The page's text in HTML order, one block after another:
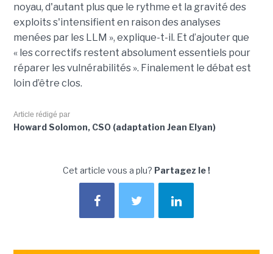
noyau, d'autant plus que le rythme et la gravité des
exploits s'intensifient en raison des analyses
menées par les LLM », explique-t-il. Et d’ajouter que
« les correctifs restent absolument essentiels pour
réparer les vulnérabilités ». Finalement le débat est
loin d’être clos.
Article rédigé par
Howard Solomon, CSO (adaptation Jean Elyan)
Cet article vous a plu? Partagez le !